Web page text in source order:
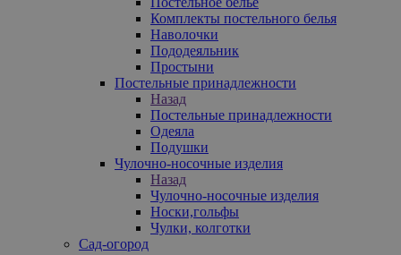
Комплекты постельного белья
Наволочки
Пододеяльник
Простыни
Постельные принадлежности
Назад
Постельные принадлежности
Одеяла
Подушки
Чулочно-носочные изделия
Назад
Чулочно-носочные изделия
Носки,гольфы
Чулки, колготки
Сад-огород